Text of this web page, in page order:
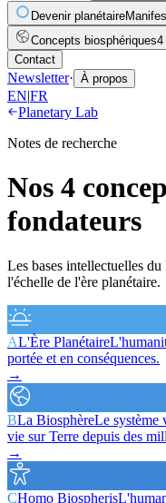
Devenir planétaire
Concepts biosphériques4
Contact
Newsletter· À propos
EN|FR
Planetary Lab
Notes de recherche
Nos 4
fondateurs
Les bases intellectuelles
l'échelle de l'ère planétaire.
AL'Ère Planétaire
portée et en conséquences.
→
BLa BiosphèreLe système
vie sur Terre depuis des
→
CHomo Biospheris